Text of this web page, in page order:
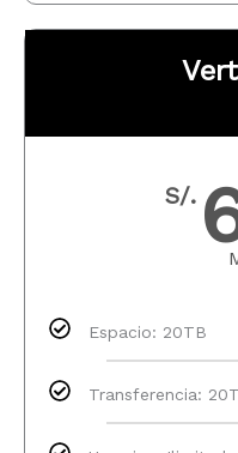
S/.
Espacio: 20TB
Transferencia: